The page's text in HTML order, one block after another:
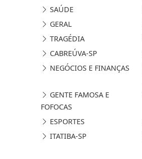
SAÚDE
GERAL
TRAGÉDIA
CABREÚVA-SP
NEGÓCIOS E FINANÇAS
GENTE FAMOSA E
FOFOCAS
ESPORTES
ITATIBA-SP